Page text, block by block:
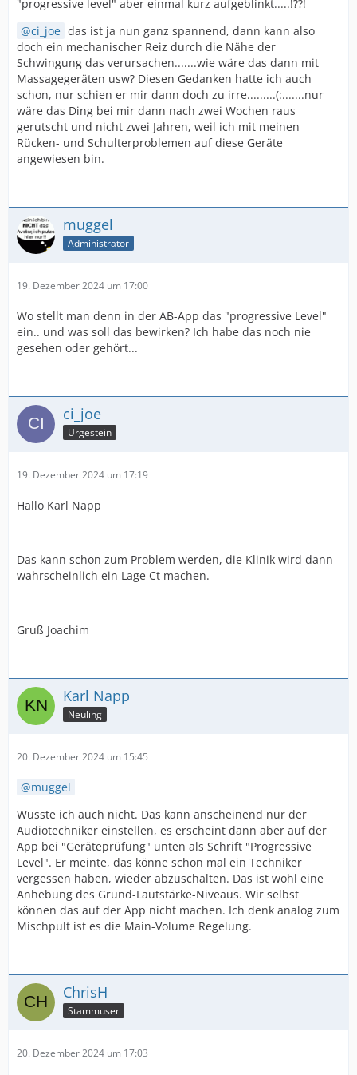
"progressive level" aber einmal kurz aufgeblinkt.....!??!
ci_joe das ist ja nun ganz spannend, dann kann also
doch ein mechanischer Reiz durch die Nähe der
Schwingung das verursachen.......wie wäre das dann mit
Massagegeräten usw? Diesen Gedanken hatte ich auch
schon, nur schien er mir dann doch zu irre.........(:.......nur
wäre das Ding bei mir dann nach zwei Wochen raus
gerutscht und nicht zwei Jahren, weil ich mit meinen
Rücken- und Schulterproblemen auf diese Geräte
angewiesen bin.
muggel
Administrator
19. Dezember 2024 um 17:00
Wo stellt man denn in der AB-App das "progressive Level"
ein.. und was soll das bewirken? Ich habe das noch nie
gesehen oder gehört...
ci_joe
Urgestein
19. Dezember 2024 um 17:19
Hallo Karl Napp
Das kann schon zum Problem werden, die Klinik wird dann
wahrscheinlich ein Lage Ct machen.
Gruß Joachim
Karl Napp
Neuling
20. Dezember 2024 um 15:45
muggel
Wusste ich auch nicht. Das kann anscheinend nur der
Audiotechniker einstellen, es erscheint dann aber auf der
App bei "Geräteprüfung" unten als Schrift "Progressive
Level". Er meinte, das könne schon mal ein Techniker
vergessen haben, wieder abzuschalten. Das ist wohl eine
Anhebung des Grund-Lautstärke-Niveaus. Wir selbst
können das auf der App nicht machen. Ich denk analog zum
Mischpult ist es die Main-Volume Regelung.
ChrisH
Stammuser
20. Dezember 2024 um 17:03